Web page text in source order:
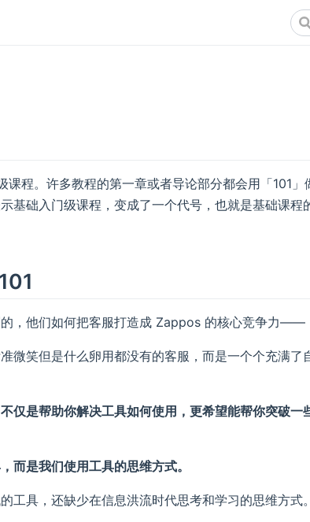
课程。许多教程的第一章或者导论部分都会用「101」
基础入门级课程，变成了一个代号，也就是基础课程
，他们如何把客服打造成 Zappos 的核心竞争力——
微笑但是什么卵用都没有的客服，而是一个个充满了
不仅是帮助你解决工具如何使用，更希望能帮你突破一
而是我们使用工具的思维方式。
工具，还缺少在信息洪流时代思考和学习的思维方式。